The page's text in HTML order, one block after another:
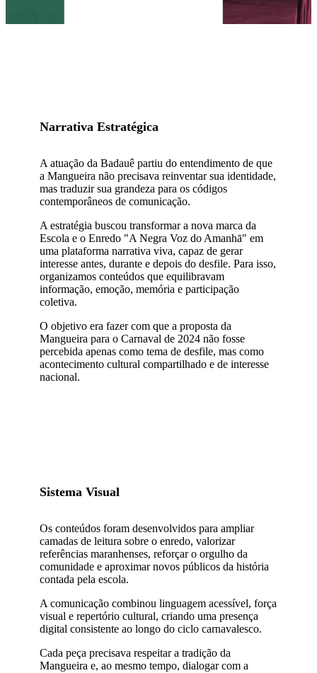
Narrativa Estratégica
A atuação da Badauê partiu do entendimento de que
a Mangueira não precisava reinventar sua identidade,
mas traduzir sua grandeza para os códigos
contemporâneos de comunicação.
A estratégia buscou transformar a nova marca da
Escola e o Enredo "A Negra Voz do Amanhā" em
uma plataforma narrativa viva, capaz de gerar
interesse antes, durante e depois do desfile. Para isso,
organizamos conteúdos que equilibravam
informação, emoção, memória e participação
coletiva.
O objetivo era fazer com que a proposta da
Mangueira para o Carnaval de 2024 não fosse
percebida apenas como tema de desfile, mas como
acontecimento cultural compartilhado e de interesse
nacional.
Sistema Visual
Os conteúdos foram desenvolvidos para ampliar
camadas de leitura sobre o enredo, valorizar
referências maranhenses, reforçar o orgulho da
comunidade e aproximar novos públicos da história
contada pela escola.
A comunicação combinou linguagem acessível, força
visual e repertório cultural, criando uma presença
digital consistente ao longo do ciclo carnavalesco.
Cada peça precisava respeitar a tradição da
Mangueira e, ao mesmo tempo, dialogar com a